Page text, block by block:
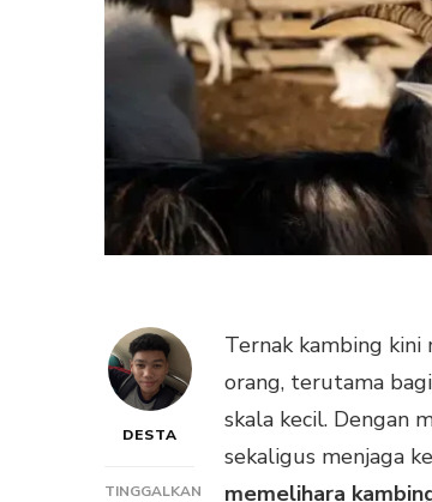
DESTA
TINGGALKAN
Ternak kambing kini
orang, terutama
skala kecil. Dengan
sekaligus menjaga
memelihara